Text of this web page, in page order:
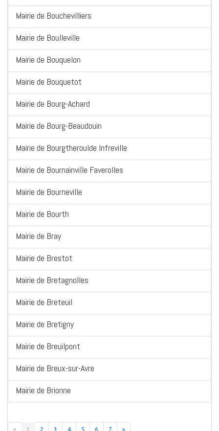
Mairie de Bouchevilliers
Mairie de Boulleville
Mairie de Bouquelon
Mairie de Bouquetot
Mairie de Bourg-Achard
Mairie de Bourg-Beaudouin
Mairie de Bourgtheroulde Infreville
Mairie de Bournainville Faverolles
Mairie de Bourneville
Mairie de Bourth
Mairie de Bray
Mairie de Brestot
Mairie de Bretagnolles
Mairie de Breteuil
Mairie de Bretigny
Mairie de Breuilpont
Mairie de Breux-sur-Avre
Mairie de Brionne
« 1 2 3 4 5 6 7 »